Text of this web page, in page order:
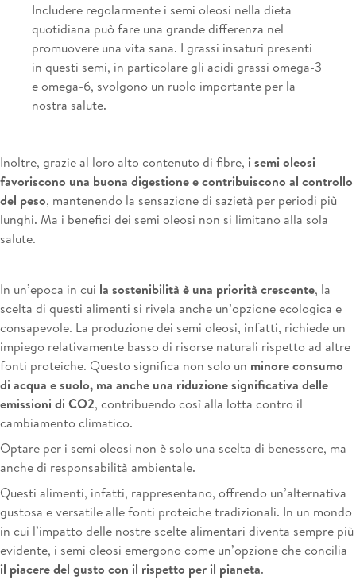
Includere regolarmente i semi oleosi nella dieta
quotidiana può fare una grande differenza nel
promuovere una vita sana. I grassi insaturi presenti
in questi semi, in particolare gli acidi grassi omega-3
e omega-6, svolgono un ruolo importante per la
nostra salute.
Inoltre, grazie al loro alto contenuto di fibre, i semi oleosi
favoriscono una buona digestione e contribuiscono al controllo
del peso, mantenendo la sensazione di sazietà per periodi più
lunghi. Ma i benefici dei semi oleosi non si limitano alla sola
salute.
In un’epoca in cui la sostenibilità è una priorità crescente, la
scelta di questi alimenti si rivela anche un’opzione ecologica e
consapevole. La produzione dei semi oleosi, infatti, richiede un
impiego relativamente basso di risorse naturali rispetto ad altre
fonti proteiche. Questo significa non solo un minore consumo
di acqua e suolo, ma anche una riduzione significativa delle
emissioni di CO2, contribuendo così alla lotta contro il
cambiamento climatico.
Optare per i semi oleosi non è solo una scelta di benessere, ma
anche di responsabilità ambientale.
Questi alimenti, infatti, rappresentano, offrendo un’alternativa
gustosa e versatile alle fonti proteiche tradizionali. In un mondo
in cui l’impatto delle nostre scelte alimentari diventa sempre più
evidente, i semi oleosi emergono come un’opzione che concilia
il piacere del gusto con il rispetto per il pianeta.